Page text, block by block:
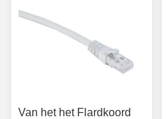
Van het het Flardkoord